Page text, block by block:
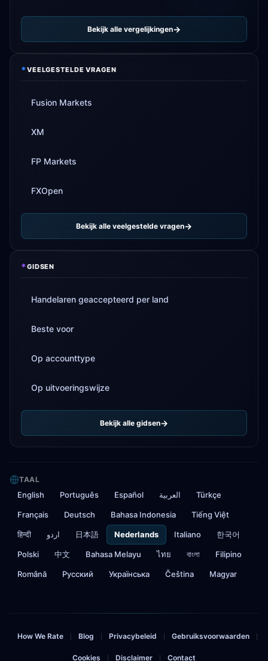
Bekijk alle vergelijkingen
*VEELGESTELDE VRAGEN
Fusion Markets
XM
FP Markets
FXOpen
Bekijk alle veelgestelde vragen
*GIDSEN
Handelaren geaccepteerd per land
Beste voor
Op accounttype
Op uitvoeringswijze
Bekijk alle gidsen
TAAL
English Português Español العربية Türkçe
Français Deutsch Bahasa Indonesia Tiếng Việt
हिन्दी اردو 日本語 Nederlands Italiano 한국어
Polski 中文 Bahasa Melayu ไทย বাংলা Filipino
Română Русский Українська Čeština Magyar
How We Rate Blog Privacybeleid Gebruiksvoorwaarden
Cookies Disclaimer Contact